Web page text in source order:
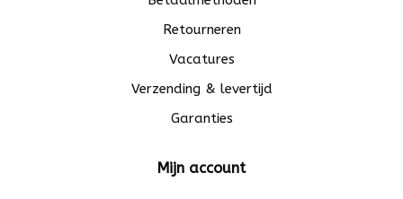
Retourneren
Vacatures
Verzending & levertijd
Garanties
Mijn account